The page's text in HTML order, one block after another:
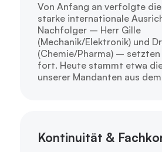
Von Anfang an verfolgte
starke internationale
Nachfolger – Herr Gille
(Mechanik/Elektronik) und
(Chemie/Pharma) – setzten
fort. Heute stammt etwa
unserer Mandanten aus
Kontinuität &